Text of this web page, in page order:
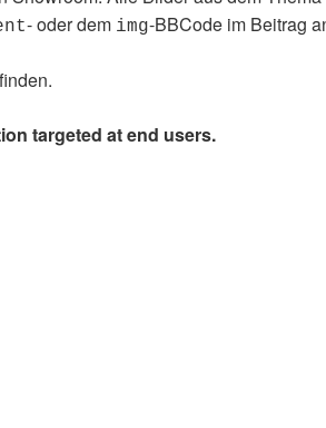
- oder dem img-BBCode im Beitrag
targeted at end users.